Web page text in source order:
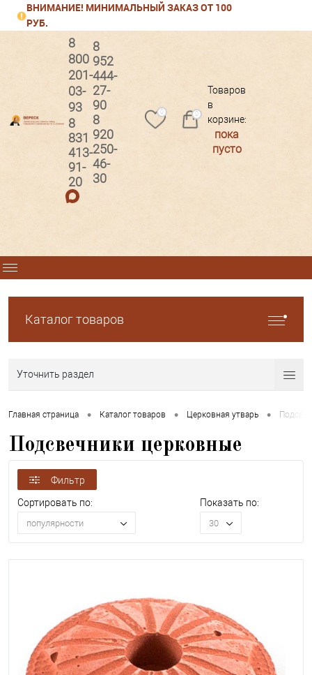
ВНИМАНИЕ! МИНИМАЛЬНЫЙ ЗАКАЗ ОТ 100
РУБ.
Регистрация
8
800
201-
03-
93
8
831
413-
91-
20
8
952
444-
27-
90
8
920
250-
46-
30
0 0
Товаров
в
корзине:
пока
пусто
Каталог товаров
Уточнить раздел
Главная страница • Каталог товаров • Церковная утварь •
Подсвечники церковные
Фильтр
Сортировать по:
популярности
Показать по:
30